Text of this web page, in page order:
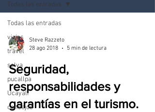
Todas las entradas
viajes
travel
selva
pucallpa
Ucayali
consejos
Todas las entradas
Steve Razzeto
28 ago 2018
5 min de lectura
Seguridad,
responsabilidades y
garantías en el turismo.